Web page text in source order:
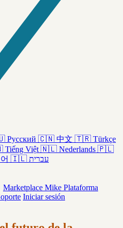
Русский 🇨🇳 中文 🇹🇷 Türkçe
Tiếng Việt 🇳🇱 Nederlands 🇵🇱
🇮🇱 עברית
Marketplace Mike Plataforma
Iniciar sesión